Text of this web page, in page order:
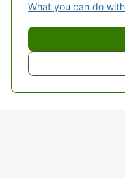
What you can do